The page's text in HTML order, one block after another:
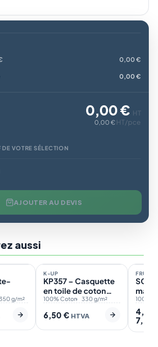
0,00 €
0,00 €
0,00 € HT
0,00 € HT/pce
DE VOTRE SÉLECTION
AJOUTER AU DEVIS
aussi
4
g/m²
8
En stock
K-UP
KP357 – Casquette
en toile de coton
5 panneaux – K-up
Gold Label
100% Coton 330 g/m²
6,50€ HTVA
En
FRUIT
044-
100%
4,50
7,00